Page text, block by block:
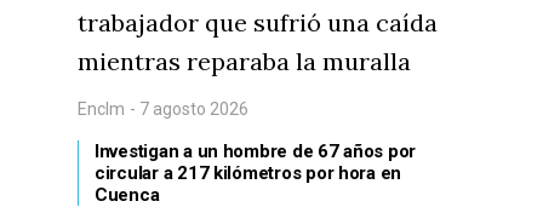
trabajador que sufrió una caída
mientras reparaba la muralla
Enclm - 7 agosto 2026
Investigan a un hombre de 67 años por
circular a 217 kilómetros por hora en
Cuenca